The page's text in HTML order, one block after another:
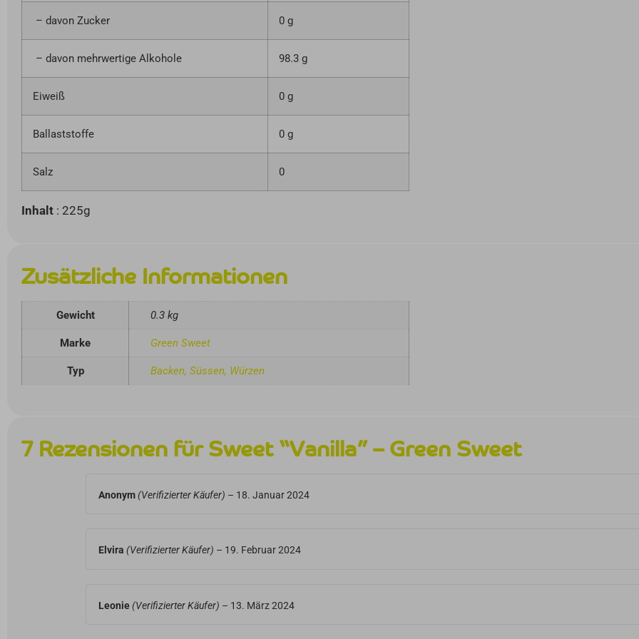
– davon Zucker 0 g
– davon mehrwertige Alkohole 98.3 g
Eiweiß 0 g
Ballaststoffe 0 g
Salz 0
Inhalt : 225g
Zusätzliche Informationen
Gewicht 0.3 kg
Marke Green Sweet
Typ Backen, Süssen, Würzen
7 Rezensionen fürSweet “Vanilla” – Green Sweet
Anonym(Verifizierter Käufer) – 18. Januar 2024
Elvira (Verifizierter Käufer) – 19. Februar 2024
Leonie(Verifizierter Käufer) – 13. März 2024